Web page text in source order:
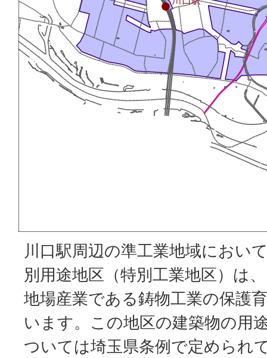
川口駅周辺の準工業地域におい
別用途地区（特別工業地区）は
地場産業である鋳物工業の保護
います。この地区の建築物の用
ついては埼玉県条例で定められ